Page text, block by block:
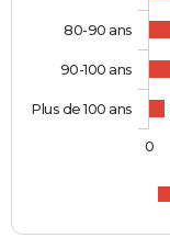
80-90 ans
90-100 ans
Plus de 100 ans
0